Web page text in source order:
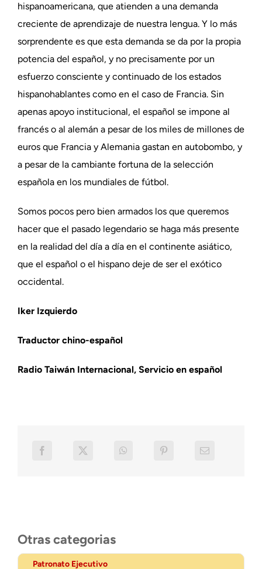
hispanoamericana, que atienden a una demanda
creciente de aprendizaje de nuestra lengua. Y lo más
sorprendente es que esta demanda se da por la propia
potencia del español, y no precisamente por un
esfuerzo consciente y continuado de los estados
hispanohablantes como en el caso de Francia. Sin
apenas apoyo institucional, el español se impone al
francés o al alemán a pesar de los miles de millones de
euros que Francia y Alemania gastan en autobombo, y
a pesar de la cambiante fortuna de la selección
española en los mundiales de fútbol.
Somos pocos pero bien armados los que queremos
hacer que el pasado legendario se haga más presente
en la realidad del día a día en el continente asiático,
que el español o el hispano deje de ser el exótico
occidental.
Iker Izquierdo
Traductor chino-español
Radio Taiwán Internacional, Servicio en español
Otras categorias
Patronato Ejecutivo